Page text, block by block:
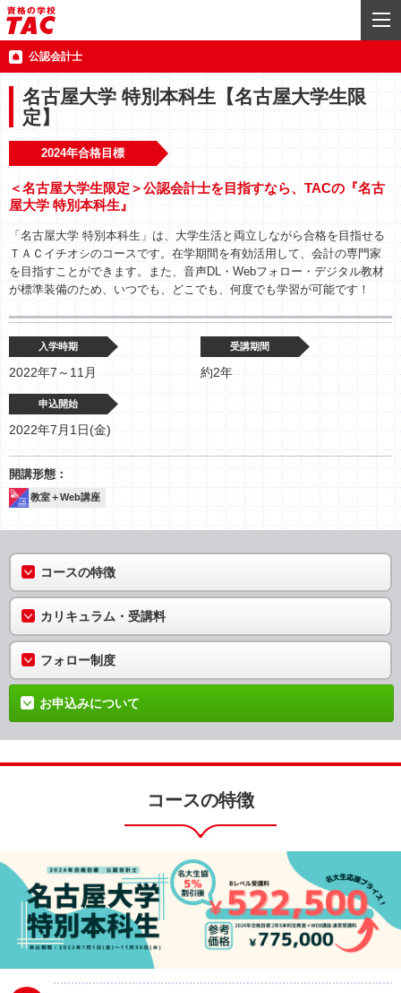
公認会計士
名古屋大学 特別本科生【名古屋大学生限
定】
2024年合格目標
＜名古屋大学生限定＞公認会計士を目指すなら、TACの『名古
屋大学 特別本科生』
「名古屋大学 特別本科生」は、大学生活と両立しながら合格を目指せる
ＴＡＣイチオシのコースです。在学期間を有効活用して、会計の専門家
を目指すことができます。また、音声DL・Webフォロー・デジタル教材
が標準装備のため、いつでも、どこでも、何度でも学習が可能です！
入学時期
2022年7～11月
受講期間
約2年
申込開始
2022年7月1日(金)
教室＋Web講座
コースの特徴
カリキュラム・受講料
フォロー制度
お申込みについて
コースの特徴